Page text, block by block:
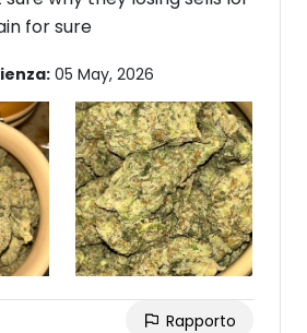
for sure
05 May, 2026
Rapporto